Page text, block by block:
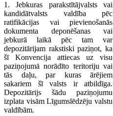
1. Jebkuras parakstītājvalsts vai
kandidātvalsts valdība pēc
ratifikācijas vai pievienošanās
dokumenta deponēšanas vai
jebkurā laikā pēc tam var
depozitārijam rakstiski paziņot, ka
šī Konvencija attiecas uz visu
paziņojumā norādīto teritoriju vai
tās daļu, par kuras ārējiem
sakariem šī valsts ir atbildīga.
Depozitārijs šādu paziņojumu
izplata visām Līgumslēdzēju valstu
valdībām.